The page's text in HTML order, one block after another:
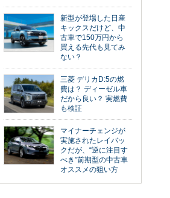
新型が登場した日産
キックスだけど、中
古車で150万円から
買える先代も見てみ
ない？
三菱 デリカD:5の燃
費は？ ディーゼル車
だから良い？ 実燃費
も検証
マイナーチェンジが
実施されたレイバッ
クだが、“逆に注目す
べき”前期型の中古車
オススメの狙い方